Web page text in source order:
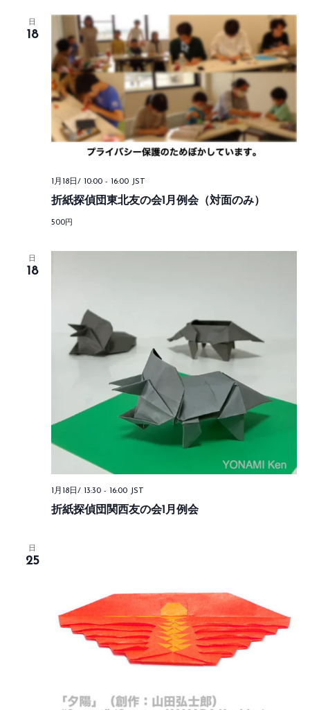
日
18
1月18日/ 10:00- 16:00 JST
折紙探偵団東北友の会1月例会（対面のみ）
500円
日
18
1月18日/ 13:30- 16:00 JST
折紙探偵団関西友の会1月例会
日
25